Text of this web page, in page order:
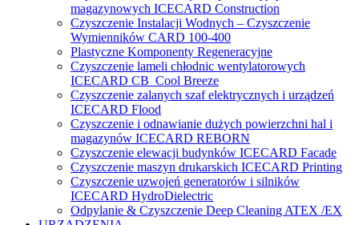
magazynowych ICECARD Construction
Czyszczenie Instalacji Wodnych – Czyszczenie
Wymienników CARD 100-400
Plastyczne Komponenty Regeneracyjne
Czyszczenie lameli chłodnic wentylatorowych
ICECARD CB Cool Breeze
Czyszczenie zalanych szaf elektrycznych i urządzeń
ICECARD Flood
Czyszczenie i odnawianie dużych powierzchni hal i
magazynów ICECARD REBORN
Czyszczenie elewacji budynków ICECARD Facade
Czyszczenie maszyn drukarskich ICECARD Printing
Czyszczenie uzwojeń generatorów i silników
ICECARD HydroDielectric
Odpylanie & Czyszczenie Deep Cleaning ATEX /EX